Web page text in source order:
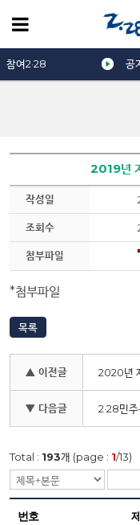
참여2·28 공
2019년
작성일
조회수
첨부파일
*첨부파일
목록
▲ 이전글
▼ 다음글
Total : 193개 (page : 1/13)
번호